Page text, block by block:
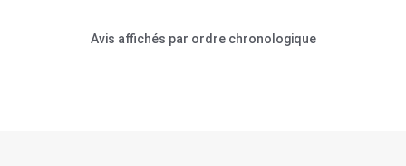
Avis affichés par ordre chronologique